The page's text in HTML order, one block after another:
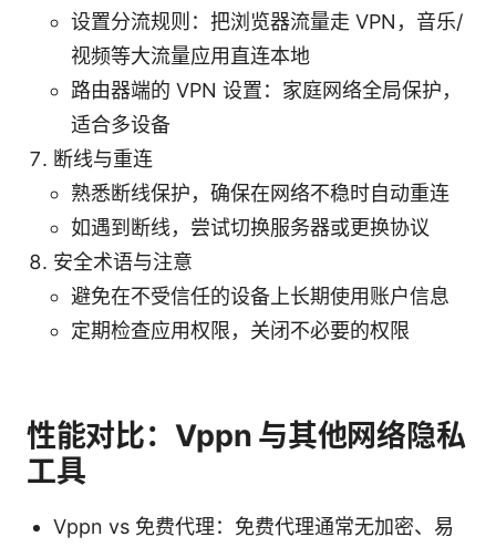
设置分流规则：把浏览器流量走 VPN，音乐/
视频等大流量应用直连本地
路由器端的 VPN 设置：家庭网络全局保护，
适合多设备
断线与重连
熟悉断线保护，确保在网络不稳时自动重连
如遇到断线，尝试切换服务器或更换协议
安全术语与注意
避免在不受信任的设备上长期使用账户信息
定期检查应用权限，关闭不必要的权限
性能对比：Vppn 与其他网络隐私
工具
Vppn vs 免费代理：免费代理通常无加密、易